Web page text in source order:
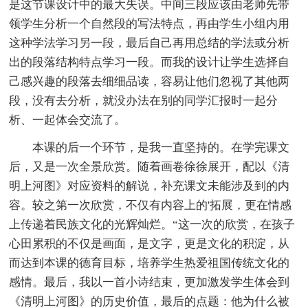
是这节课设计中的最大失误。中间三段应该由老师先带
领学生分析一个自然段的写法特点，再由学生小组内用
这种学法学习另一段，最后自己再用总结的学法或分析
出的段落结构特点学习一段。而我的设计让学生选择自
己感兴趣的段落去细细品读，容易让他们忽视了其他两
段，没有去分析，就没办法在别的同学汇报时一起分
析、一起体会交流了。
本课的后一个环节，是我一直坚持的。在学完课文
后，又是一次全景欣赏。随着画卷徐徐展开，配以《清
明上河图》对应资料的解说，补充课文未能涉及到的内
容。较之第一次欣赏，不仅有内容上的'拓展，更在情感
上传递着民族文化的光辉灿烂。“这一次的欣赏，在孩子
心田累积的不仅是画面，是文字，更是文化的积淀，从
而达到本课的德育目标，培养学生热爱祖国传统文化的
感情。最后，我以一首小诗结束，更加激发学生体会到
《清明上河图》的历史价值，最后的点题：他为什么被